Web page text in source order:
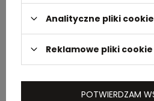
Analityczne pliki cookie
Reklamowe pliki cookie
POTWIERDZAM